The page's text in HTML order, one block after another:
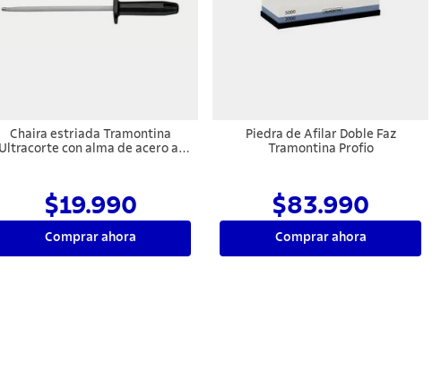
Chaira estriada Tramontina
Ultracorte con alma de acero al
$19.990
Comprar ahora
Piedra de Afilar Doble Faz
Tramontina Profio
$83.990
Comprar ahora